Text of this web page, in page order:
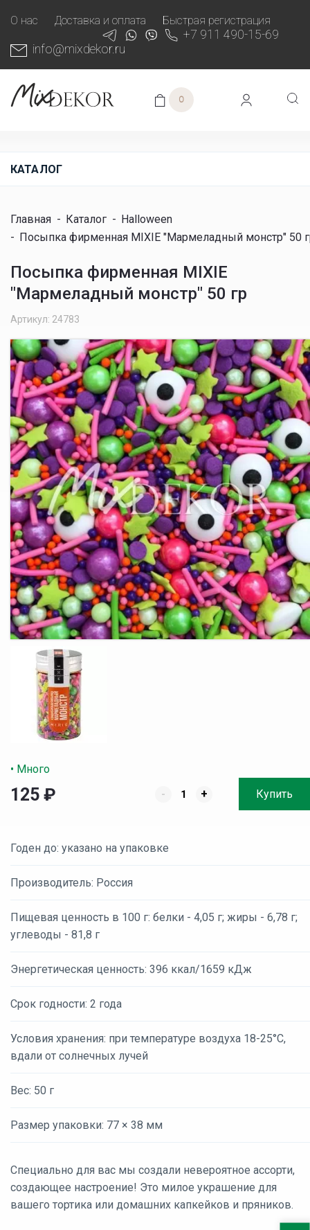
О нас Доставка и оплата Быстрая регистрация
+7 911 490-15-69
info@mixdekor.ru
0
КАТАЛОГ
Главная - Каталог - Halloween
- Посыпка фирменная MIXIE "Мармеладный монстр" 50
Посыпка фирменная MIXIE
"Мармеладный монстр" 50 гр
Артикул: 24783
• Много
125 ₽ - + Купить
Годен до: указано на упаковке
Производитель: Россия
Пищевая ценность в 100 г: белки - 4,05 г; жиры - 6,78 г;
углеводы - 81,8 г
Энергетическая ценность: 396 ккал/1659 кДж
Срок годности: 2 года
Условия хранения: при температуре воздуха 18-25°С,
вдали от солнечных лучей
Вес: 50 г
Размер упаковки: 77 × 38 мм
Специально для вас мы создали невероятное ассорти,
создающее настроение! Это милое украшение для
вашего тортика или домашних капкейков и пряников.